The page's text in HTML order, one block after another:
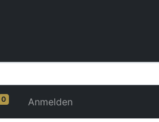
0 Anmelden